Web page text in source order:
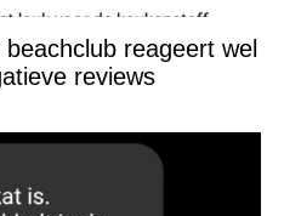
reageert wel
reviews